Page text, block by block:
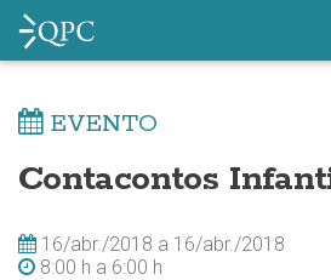
EVENTO
Contacontos
16/abr./2018 a 16/abr./2018
8:00 h a 6:00 h